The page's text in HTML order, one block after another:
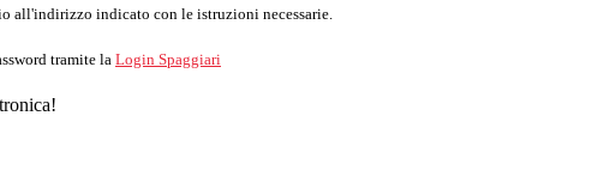
all'indirizzo indicato con le istruzioni necessarie.
tramite la Login Spaggiari